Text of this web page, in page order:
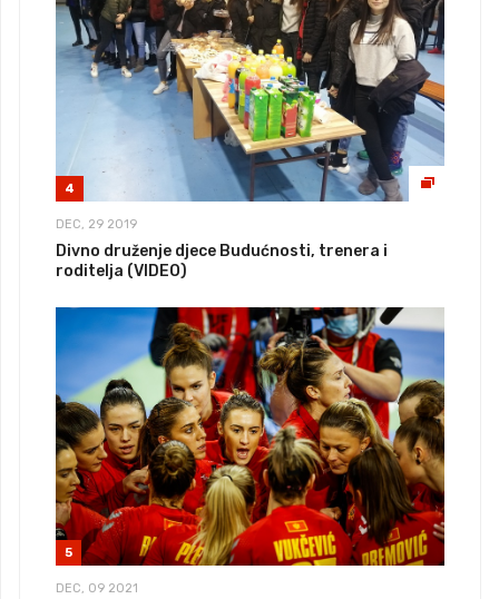
4
DEC, 29 2019
Divno druženje djece Budućnosti, trenera i
roditelja (VIDEO)
5
DEC, 09 2021